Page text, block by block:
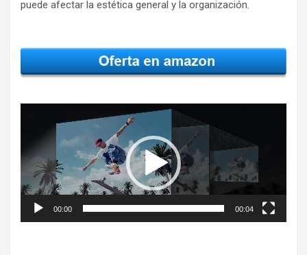
puede afectar la estética general y la organización.
vídeo
00:00 00:04